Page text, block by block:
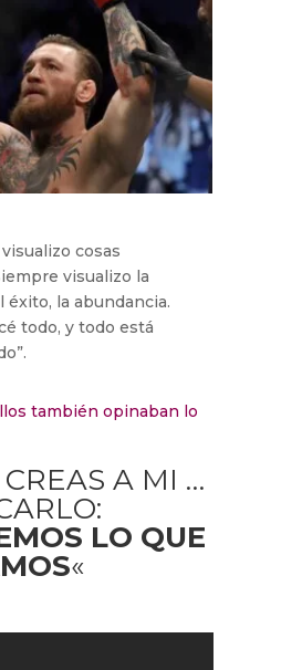
cosas
visualizo la
éxito, la abundancia.
todo, y todo está
también opinaban lo
A MI …
LO QUE
«